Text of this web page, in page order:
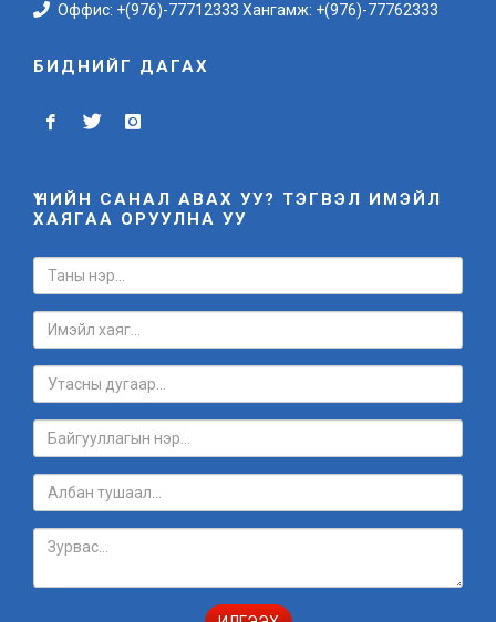
Оффис: +(976)-77712333 Хангамж: +(976)-77762333
БИДНИЙГ ДАГАХ
ҮНИЙН САНАЛ АВАХ УУ? ТЭГВЭЛ ИМЭЙЛ
ХАЯГАА ОРУУЛНА УУ